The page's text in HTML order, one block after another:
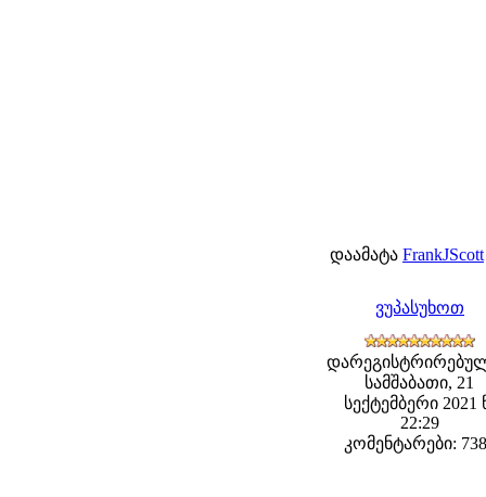
დაამატა FrankJScott
ვუპასუხოთ
სამშაბათი, 21
სექტემბერი 2021
22:29
კომენტარები: